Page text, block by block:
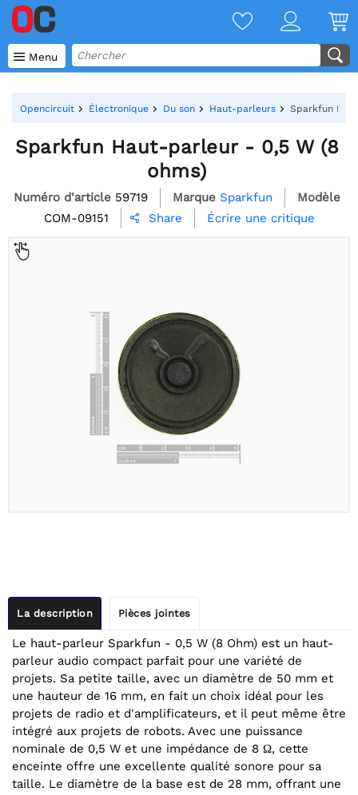
 Menu
Opencircuit Électronique Du son Haut-parleurs Sparkfun
Sparkfun Haut-parleur - 0,5 W (8
ohms)
Numéro d'article 59719 Marque Sparkfun
Modèle
COM-09151
 Share Écrire une critique
La description Pièces jointes
Le haut-parleur Sparkfun - 0,5 W (8 Ohm) est un haut-
parleur audio compact parfait pour une variété de
projets. Sa petite taille, avec un diamètre de 50 mm et
une hauteur de 16 mm, en fait un choix idéal pour les
projets de radio et d'amplificateurs, et il peut même être
intégré aux projets de robots. Avec une puissance
nominale de 0,5 W et une impédance de 8 Ω, cette
enceinte offre une excellente qualité sonore pour sa
taille. Le diamètre de la base est de 28 mm, offrant une